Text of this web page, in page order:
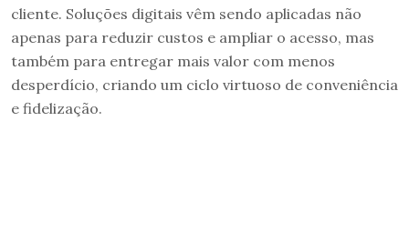
cliente. Soluções digitais vêm sendo aplicadas não
apenas para reduzir custos e ampliar o acesso, mas
também para entregar mais valor com menos
desperdício, criando um ciclo virtuoso de conveniência
e fidelização.